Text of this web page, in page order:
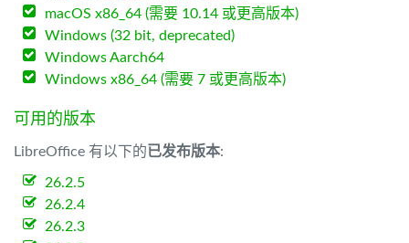
macOS x86_64 (需要 10.14 或更高版本)
Windows (32 bit, deprecated)
Windows Aarch64
Windows x86_64 (需要 7 或更高版本)
可用的版本
LibreOffice 有以下的已发布版本:
26.2.5
26.2.4
26.2.3